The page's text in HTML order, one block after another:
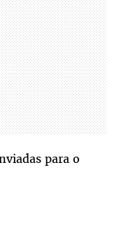
para o